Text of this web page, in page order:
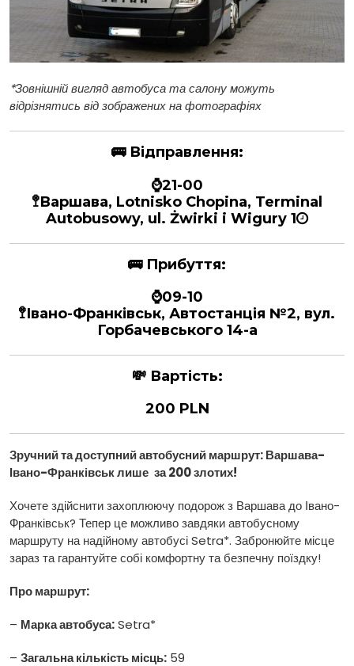
*Зовнішній вигляд автобуса та салону можуть
відрізнятись від зображених на фотографіях
🚌 Відправлення:
⌚21-00
🚏Варшава, Lotnisko Chopina, Terminal
Autobusowy, ul. Żwirki i Wigury 1
🚌 Прибуття:
⌚09-10
🚏Івано-Франківськ, Автостанція №2, вул.
Горбачевського 14-а
💸 Вартість:
200 PLN
Зручний та доступний автобусний маршрут: Варшава-
Івано-Франківськ лише за 200 злотих!
Хочете здійснити захоплюючу подорож з Варшава до Івано-
Франківськ? Тепер це можливо завдяки автобусному
маршруту на надійному автобусі Setra*. Забронюйте місце
зараз та гарантуйте собі комфортну та безпечну поїздку!
Про маршрут:
– Марка автобуса:Setra*
– Загальна кількість місць: 59